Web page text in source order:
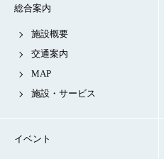
総合案内
施設概要
交通案内
MAP
施設・サービス
イベント